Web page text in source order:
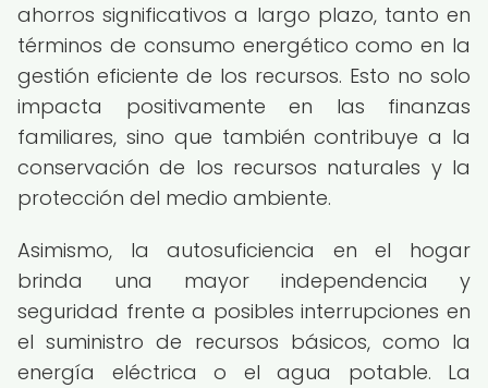
ahorros significativos a largo plazo, tanto en
términos de consumo energético como en la
gestión eficiente de los recursos. Esto no solo
impacta positivamente en las finanzas
familiares, sino que también contribuye a la
conservación de los recursos naturales y la
protección del medio ambiente.
Asimismo, la autosuficiencia en el hogar
brinda una mayor independencia y
seguridad frente a posibles interrupciones en
el suministro de recursos básicos, como la
energía eléctrica o el agua potable. La